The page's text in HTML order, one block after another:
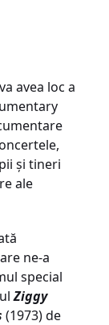
avea loc a
și tineri
ale
ne-a
special
Ziggy
(1973) de